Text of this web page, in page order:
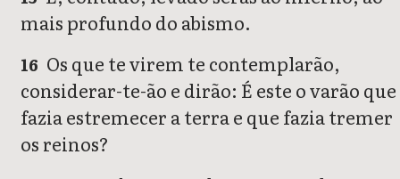
mais profundo do abismo.
16 Os que te virem te contemplarão,
considerar-te-ão e dirão: É este o varão que
fazia estremecer a terra e que fazia tremer
os reinos?